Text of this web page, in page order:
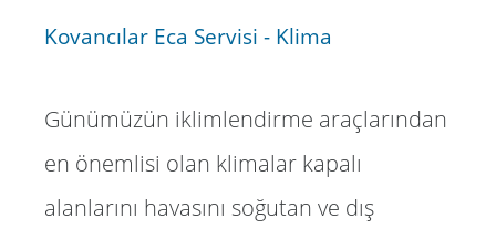
Kovancılar Eca Servisi - Klima
Günümüzün iklimlendirme araçlarından
en önemlisi olan klimalar kapalı
alanlarını havasını soğutan ve dış